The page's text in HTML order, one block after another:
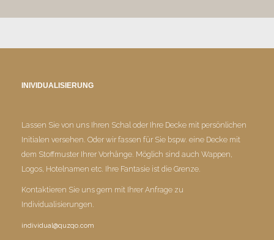
INIVIDUALISIERUNG
Lassen Sie von uns Ihren Schal oder Ihre Decke mit persönlichen
Initialen versehen. Oder wir fassen für Sie bspw. eine Decke mit
dem Stoffmuster Ihrer Vorhänge. Möglich sind auch Wappen,
Logos, Hotelnamen etc. Ihre Fantasie ist die Grenze.
Kontaktieren Sie uns gern mit Ihrer Anfrage zu
Individualisierungen.
individual@quzqo.com